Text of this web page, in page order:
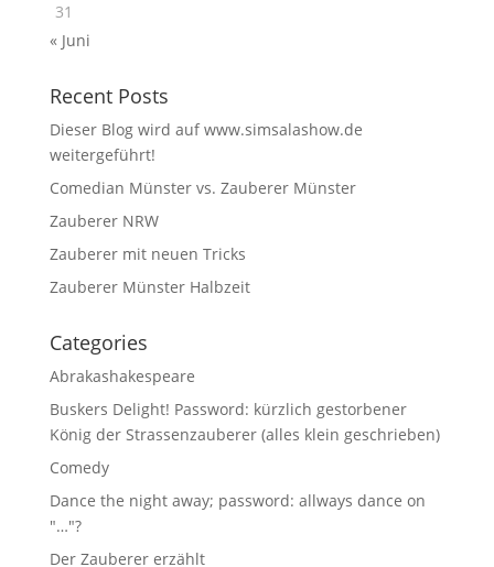
31
« Juni
Recent Posts
Dieser Blog wird auf www.simsalashow.de
weitergeführt!
Comedian Münster vs. Zauberer Münster
Zauberer NRW
Zauberer mit neuen Tricks
Zauberer Münster Halbzeit
Categories
Abrakashakespeare
Buskers Delight! Password: kürzlich gestorbener
König der Strassenzauberer (alles klein geschrieben)
Comedy
Dance the night away; password: allways dance on
"…"?
Der Zauberer erzählt